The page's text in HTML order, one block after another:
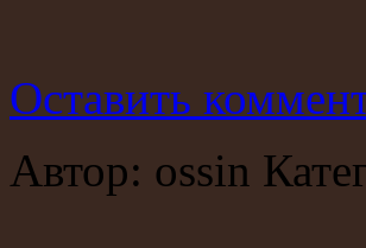
Оставить
Автор: ossin